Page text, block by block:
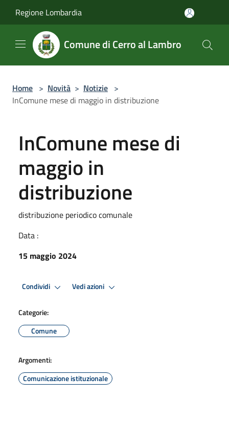
Regione Lombardia
Comune di Cerro al Lambro
Home > Novità > Notizie >
InComune mese di maggio in distribuzione
InComune mese di
maggio in
distribuzione
distribuzione periodico comunale
Data :
15 maggio 2024
Condividi Vedi azioni
Categorie:
Comune
Argomenti:
Comunicazione istituzionale